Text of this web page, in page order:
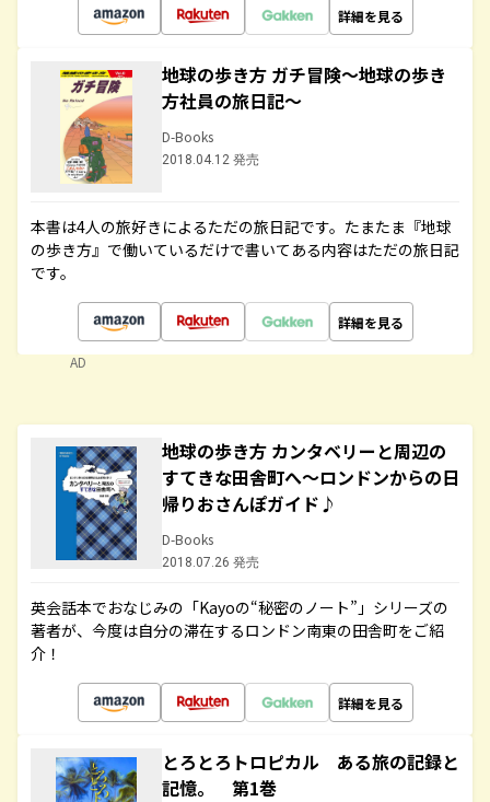
詳細を見る
地球の歩き方 ガチ冒険～地球の歩き
方社員の旅日記～
D-Books
2018.04.12 発売
本書は4人の旅好きによるただの旅日記です。たまたま『地球
の歩き方』で働いているだけで書いてある内容はただの旅日記
です。
詳細を見る
AD
地球の歩き方 カンタベリーと周辺の
すてきな田舎町へ～ロンドンからの日
帰りおさんぽガイド♪
D-Books
2018.07.26 発売
英会話本でおなじみの「Kayoの“秘密のノート”」シリーズの
著者が、今度は自分の滞在するロンドン南東の田舎町をご紹
介！
詳細を見る
とろとろトロピカル ある旅の記録と
記憶。 第1巻